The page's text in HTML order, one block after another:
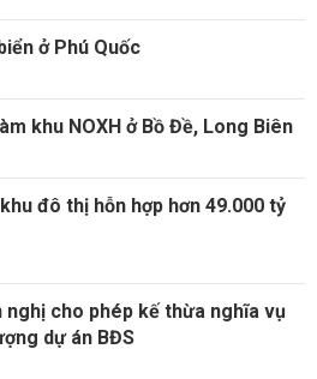
ở Phú Quốc
khu NOXH ở Bồ Đề, Long Biên
đô thị hỗn hợp hơn 49.000 tỷ
nghị cho phép kế thừa nghĩa vụ
dự án BĐS